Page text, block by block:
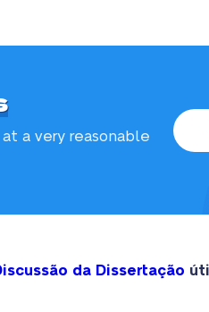
a very reasonable
da Dissertação